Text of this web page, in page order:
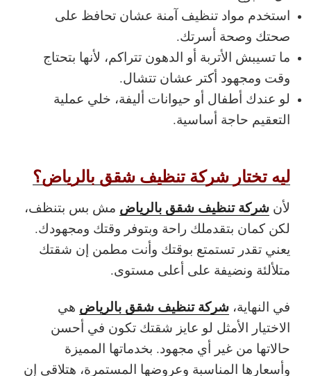
استخدم مواد تنظيف آمنة عشان تحافظ على
صحتك وصحة أسرتك.
ما تسيبش الأتربة أو الدهون تتراكم، لأنها بتحتاج
وقت ومجهود أكتر عشان تتشال.
لو عندك أطفال أو حيوانات أليفة، خلي عملية
التعقيم حاجة أساسية.
ليه تختار شركة تنظيف شقق بالرياض؟
لأن شركة تنظيف شقق بالرياض مش بس بتنظف،
لكن كمان بتقدملك راحة وبتوفر وقتك ومجهودك.
يعني تقدر تستمتع بوقتك وأنت مطمن إن شقتك
متلألئة ونضيفة على أعلى مستوى.
في النهاية، شركة تنظيف شقق بالرياض هي
الاختيار الأمثل لو عايز شقتك تكون في أحسن
حالاتها من غير أي مجهود. بخدماتها المميزة
وأسعارها المناسبة وعروضها المستمرة، هتلاقي إن